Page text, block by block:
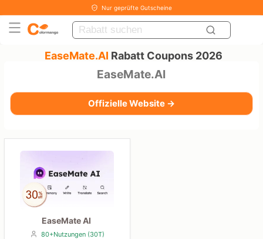
Nur geprüfte Gutscheine
EaseMate.AI Rabatt Coupons 2026
EaseMate.AI
Offizielle Website →
EaseMate AI
80+Nutzungen (30T)